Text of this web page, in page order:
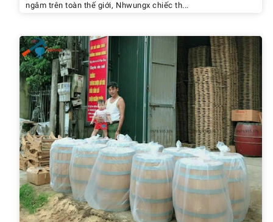
ngâm trên toàn thế giới, Nhwungx chiếc th...